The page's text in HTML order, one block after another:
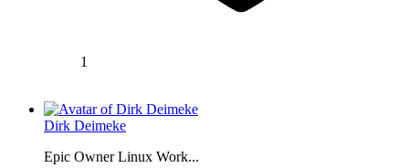
1
Dirk Deimeke
Epic Owner Linux Work...